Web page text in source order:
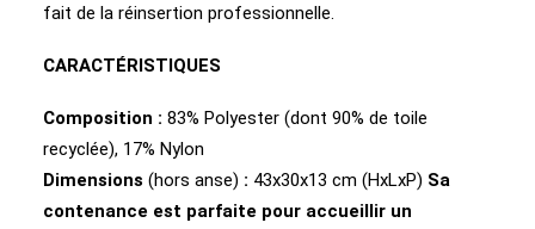
fait de la réinsertion professionnelle.
CARACTÉRISTIQUES
Composition : 83% Polyester (dont 90% de toile
recyclée), 17% Nylon
Dimensions (hors anse) : 43x30x13 cm (HxLxP) Sa
contenance est parfaite pour accueillir un